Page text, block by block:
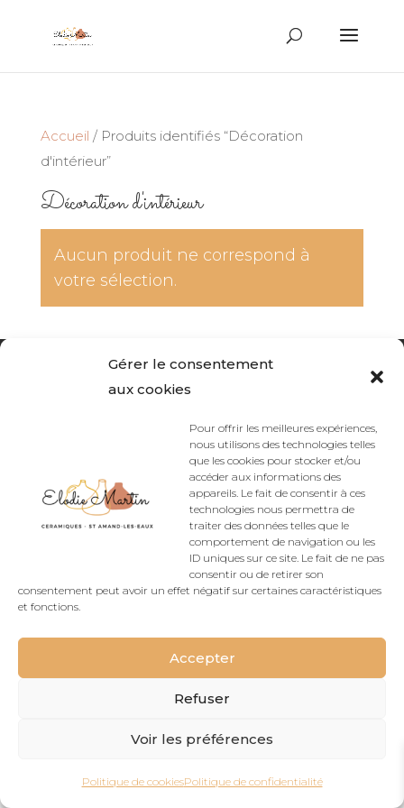
Gérer le consentement
aux cookies
Pour offrir les meilleures expériences,
nous utilisons des technologies telles
que les cookies pour stocker et/ou
accéder aux informations des
appareils. Le fait de consentir à ces
technologies nous permettra de
traiter des données telles que le
comportement de navigation ou les
ID uniques sur ce site. Le fait de ne pas
consentir ou de retirer son
consentement peut avoir un effet négatif sur certaines caractéristiques
et fonctions.
Accepter
Refuser
Voir les préférences
Politique de cookiesPolitique de confidentialité
produits
Accueil / Produits identifiés “Décoration
d'intérieur”
Décoration d'intérieur
Aucun produit ne correspond à
votre sélection.
Accueil du site
Politique de confidentialité
Mentions légales
Rétractation
Conçu ParElegant Themes| Propulsé Par
WordPress